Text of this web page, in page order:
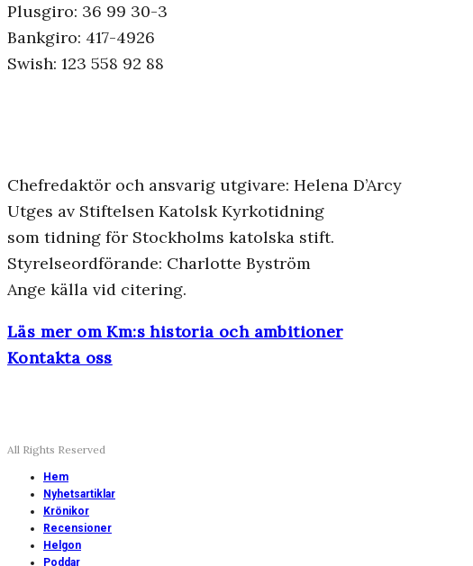
Plusgiro: 36 99 30-3
Bankgiro: 417-4926
Swish: 123 558 92 88
Chefredaktör och ansvarig utgivare: Helena D’Arcy
Utges av Stiftelsen Katolsk Kyrkotidning
som tidning för Stockholms katolska stift.
Styrelseordförande: Charlotte Byström
Ange källa vid citering.
Läs mer om Km:s historia och ambitioner
Kontakta oss
All Rights Reserved
Hem
Nyhetsartiklar
Krönikor
Recensioner
Helgon
Poddar